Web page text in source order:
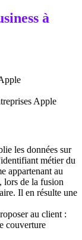
à
Apple
les données sur
métier du
appartenant au
lors de la fusion
Il en résulte une
au client :
couverture